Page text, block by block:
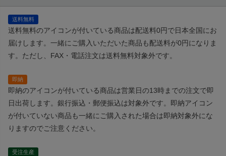
送料無料
送料無料のアイコンが付いている商品は配送料0円で日本全国にお
届けします。一緒にご購入いただいた商品も配送料が0円になりま
す。ただし、FAX・電話注文は送料無料対象外です。
即納
即納のアイコンが付いている商品は営業日の13時までの注文で即
日出荷します。銀行振込・郵便振込は対象外です。即納アイコン
が付いていない商品も一緒にご購入された場合は即納対象外にな
りますのでご注意ください。
受注生産